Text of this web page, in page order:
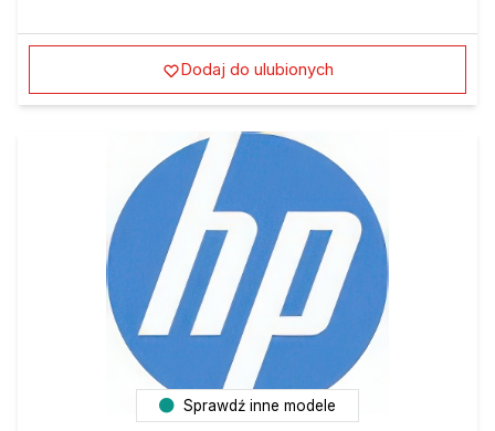
Dodaj do ulubionych
Sprawdź inne modele